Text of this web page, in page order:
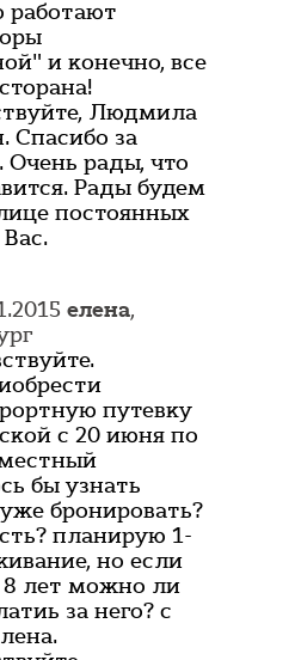
работают
и конечно, все
Людмила
Спасибо за
Очень рады, что
Рады будем
постоянных
елена,
путевку
с 20 июня по
бы узнать
бронировать?
планирую 1-
но если
8 лет можно ли
за него? с